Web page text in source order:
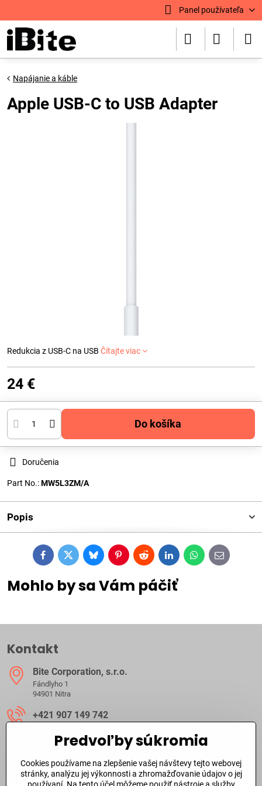
Panel používateľa
Napájanie a káble
Apple USB-C to USB Adapter
Redukcia z USB-C na USB Čítajte viac
24 €
Do košíka
Doručenia
Part No.:MW5L3ZM/A
Popis
FacebookTwitterBlueskyPinterestRedditLinkedInWhatsApp
E-
mail
Mohlo by sa Vám páčiť
Kontakt
Bite Corporation, s​.r​.o​.
Fándlyho 1
94901 Nitra
+421 907 149 742
ibite​@ibite​.sk
Ako dlho trvá dodanie?
Predvoľby súkromia
Cookies používame na zlepšenie vašej návštevy tejto webovej
stránky, analýzu jej výkonnosti a zhromažďovanie údajov o jej